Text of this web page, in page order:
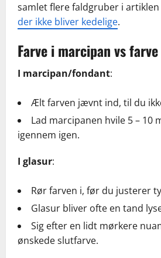
samlet flere faldgruber i
der ikke bliver kedelige.
Farve i marcipan vs
I marcipan/fondant:
Ælt farven jævnt ind, til du
Lad marcipanen hvile 5 –
igennem igen.
I glasur:
Rør farven i, før du justerer
Glasur bliver ofte en tand
Sig efter en lidt mørkere
ønskede slutfarve.